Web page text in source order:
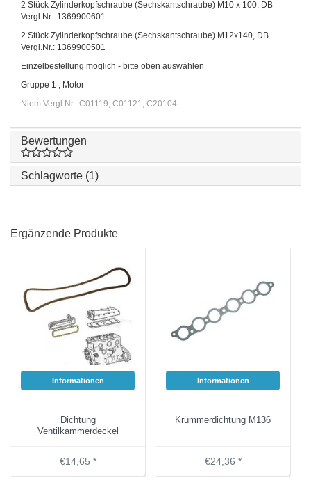
2 Stück Zylinderkopfschraube (Sechskantschraube) M10 x 100, DB
Vergl.Nr.: 1369900601
2 Stück Zylinderkopfschraube (Sechskantschraube) M12x140, DB
Vergl.Nr.: 1369900501
Einzelbestellung möglich - bitte oben auswählen
Gruppe 1 , Motor
Niem.Vergl.Nr.: C01119, C01121, C20104
Bewertungen
Schlagworte (1)
Ergänzende Produkte
Informationen
Dichtung
Ventilkammerdeckel
€14,65 *
Informationen
Krümmerdichtung M136
€24,36 *